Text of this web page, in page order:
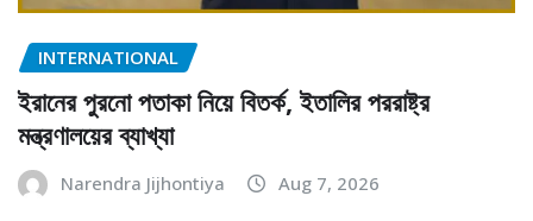
INTERNATIONAL
ইরানের পুরনো পতাকা নিয়ে বিতর্ক, ইতালির পররাষ্ট্র
মন্ত্রণালয়ের ব্যাখ্যা
Narendra Jijhontiya Aug 7, 2026